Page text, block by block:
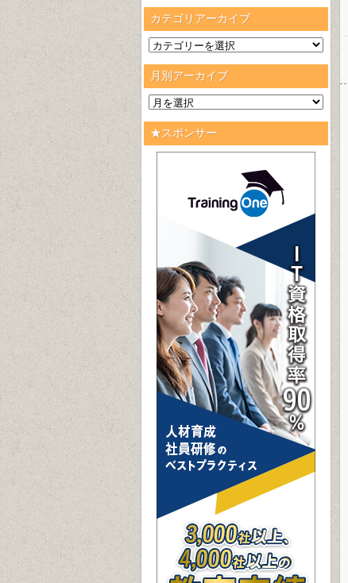
カテゴリアーカイブ
月別アーカイブ
★スポンサー